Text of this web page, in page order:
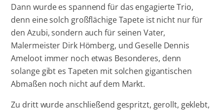
Dann wurde es spannend für das engagierte Trio,
denn eine solch großflächige Tapete ist nicht nur für
den Azubi, sondern auch für seinen Vater,
Malermeister Dirk Hömberg, und Geselle Dennis
Ameloot immer noch etwas Besonderes, denn
solange gibt es Tapeten mit solchen gigantischen
Abmaßen noch nicht auf dem Markt.
Zu dritt wurde anschließend gespritzt, gerollt, geklebt,